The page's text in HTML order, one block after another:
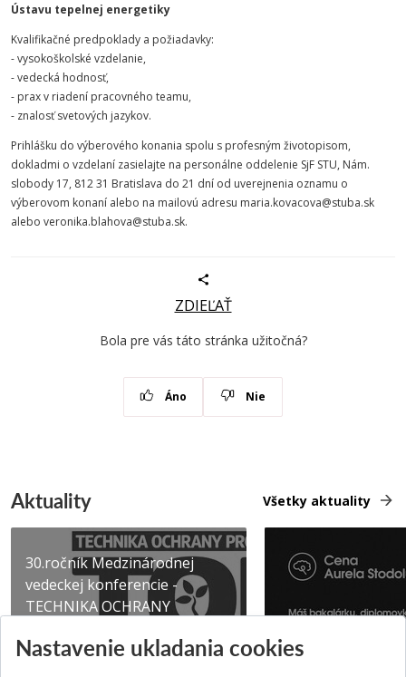
Ústavu tepelnej energetiky
Kvalifikačné predpoklady a požiadavky:
- vysokoškolské vzdelanie,
- vedecká hodnosť,
- prax v riadení pracovného teamu,
- znalosť svetových jazykov.
Prihlášku do výberového konania spolu s profesným životopisom,
dokladmi o vzdelaní zasielajte na personálne oddelenie SjF STU, Nám.
slobody 17, 812 31 Bratislava do 21 dní od uverejnenia oznamu o
výberovom konaní alebo na mailovú adresu maria.kovacova@stuba.sk
alebo veronika.blahova@stuba.sk.
ZDIEĽAŤ
Bola pre vás táto stránka užitočná?
Áno Nie
Aktuality Všetky aktuality
30.ročník Medzinárodnej
vedeckej konferencie -
TECHNIKA OCHRANY
Pridané 03.08.2026 Pridané 07.07.2026
Nastavenie ukladania cookies